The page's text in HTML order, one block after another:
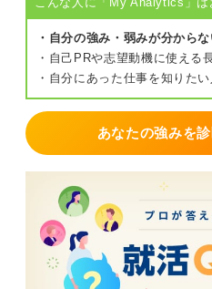
・自分の強み・弱みが分からな
・自己PRや志望動機に使える
・自分にあった仕事を知りたい
あなたの強みを